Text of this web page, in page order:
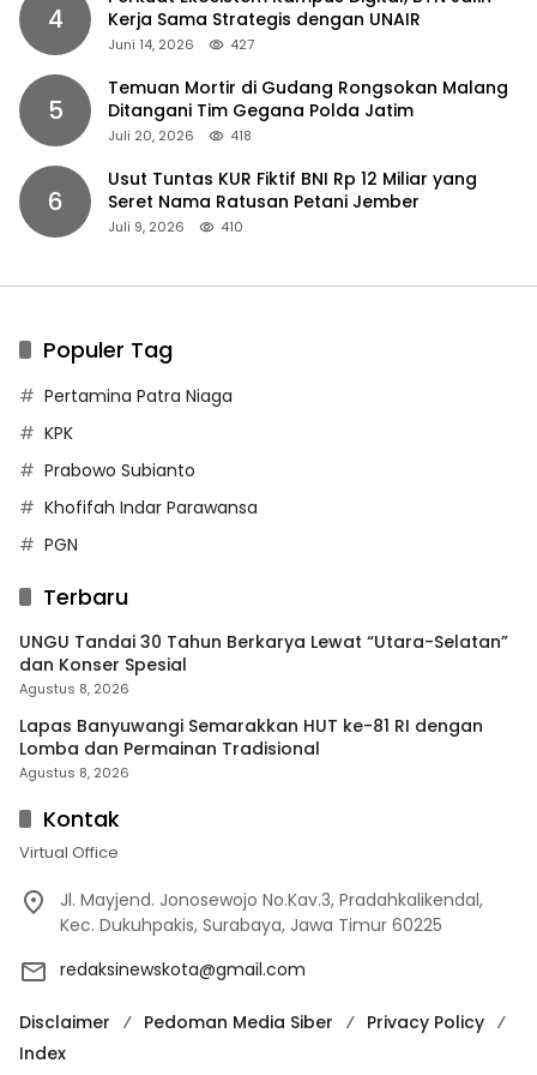
4
Kerja Sama Strategis dengan UNAIR
Juni 14, 2026 427
5
Temuan Mortir di Gudang Rongsokan Malang
Ditangani Tim Gegana Polda Jatim
Juli 20, 2026 418
6
Usut Tuntas KUR Fiktif BNI Rp 12 Miliar yang
Seret Nama Ratusan Petani Jember
Juli 9, 2026 410
Populer Tag
Pertamina Patra Niaga
KPK
Prabowo Subianto
Khofifah Indar Parawansa
PGN
Terbaru
UNGU Tandai 30 Tahun Berkarya Lewat “Utara-Selatan”
dan Konser Spesial
Agustus 8, 2026
Lapas Banyuwangi Semarakkan HUT ke-81 RI dengan
Lomba dan Permainan Tradisional
Agustus 8, 2026
Kontak
Virtual Office
Jl. Mayjend. Jonosewojo No.Kav.3, Pradahkalikendal,
Kec. Dukuhpakis, Surabaya, Jawa Timur 60225
redaksinewskota@gmail.com
Disclaimer Pedoman Media Siber
Privacy Policy
Index